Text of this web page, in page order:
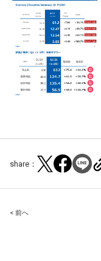
share：
Post
< 前へ